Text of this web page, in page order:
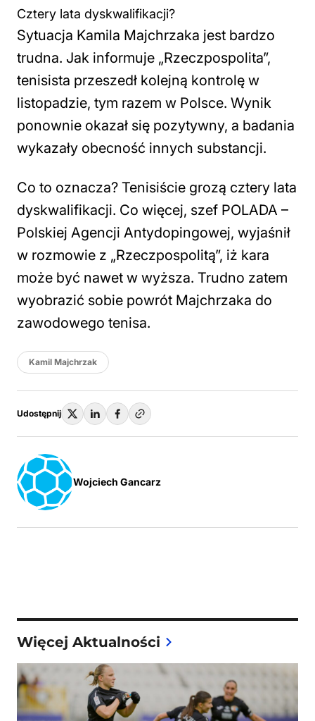
Cztery lata dyskwalifikacji?
Sytuacja Kamila Majchrzaka jest bardzo
trudna. Jak informuje „Rzeczpospolita”,
tenisista przeszedł kolejną kontrolę w
listopadzie, tym razem w Polsce. Wynik
ponownie okazał się pozytywny, a badania
wykazały obecność innych substancji.
Co to oznacza? Tenisiście grozą cztery lata
dyskwalifikacji. Co więcej, szef POLADA –
Polskiej Agencji Antydopingowej, wyjaśnił
w rozmowie z „Rzeczpospolitą”, iż kara
może być nawet w wyższa. Trudno zatem
wyobrazić sobie powrót Majchrzaka do
zawodowego tenisa.
Kamil Majchrzak
Udostępnij
Wojciech Gancarz
Więcej Aktualności